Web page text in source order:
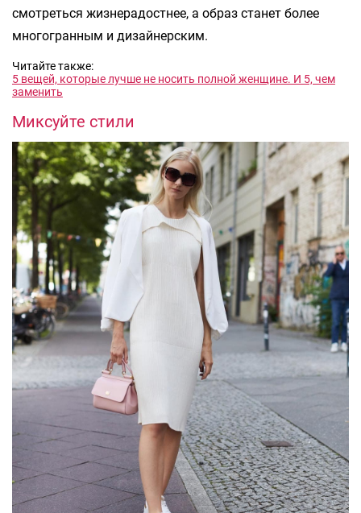
смотреться жизнерадостнее, а образ станет более
многогранным и дизайнерским.
Читайте также:
5 вещей, которые лучше не носить полной женщине. И 5, чем
заменить
Миксуйте стили